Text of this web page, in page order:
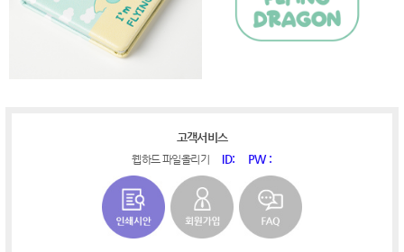
고객서비스
웹하드 파일올리기 ID: PW :